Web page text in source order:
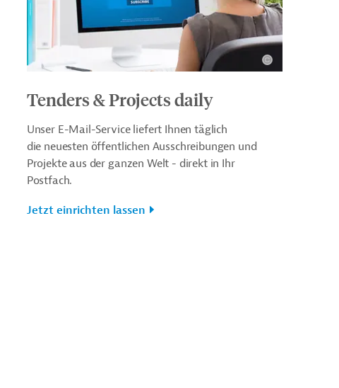
Tenders & Projects daily
Unser E-Mail-Service liefert Ihnen täglich
die neuesten öffentlichen Ausschreibungen und
Projekte aus der ganzen Welt - direkt in Ihr
Postfach.
Jetzt einrichten lassen